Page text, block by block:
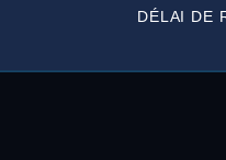
DÉLAI DE